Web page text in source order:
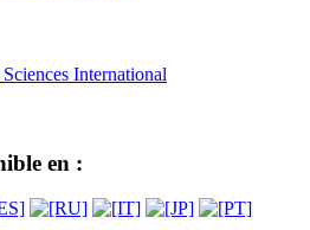
International
en :